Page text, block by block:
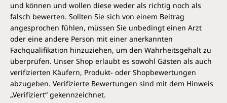
und können und wollen diese weder als richtig noch als
falsch bewerten. Sollten Sie sich von einem Beitrag
angesprochen fühlen, müssen Sie unbedingt einen Arzt
oder eine andere Person mit einer anerkannten
Fachqualifikation hinzuziehen, um den Wahrheitsgehalt zu
überprüfen. Unser Shop erlaubt es sowohl Gästen als auch
verifizierten Käufern, Produkt- oder Shopbewertungen
abzugeben. Verifizierte Bewertungen sind mit dem Hinweis
„Verifiziert“ gekennzeichnet.